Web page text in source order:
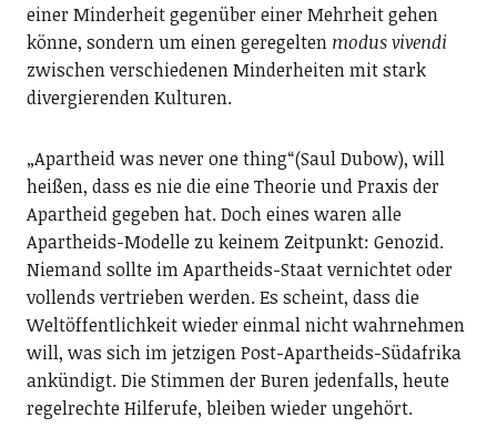
einer Minderheit gegenüber einer Mehrheit gehen
könne, sondern um einen geregelten modus vivendi
zwischen verschiedenen Minderheiten mit stark
divergierenden Kulturen.
„Apartheid was never one thing“(Saul Dubow), will
heißen, dass es nie die eine Theorie und Praxis der
Apartheid gegeben hat. Doch eines waren alle
Apartheids-Modelle zu keinem Zeitpunkt: Genozid.
Niemand sollte im Apartheids-Staat vernichtet oder
vollends vertrieben werden. Es scheint, dass die
Weltöffentlichkeit wieder einmal nicht wahrnehmen
will, was sich im jetzigen Post-Apartheids-Südafrika
ankündigt. Die Stimmen der Buren jedenfalls, heute
regelrechte Hilferufe, bleiben wieder ungehört.